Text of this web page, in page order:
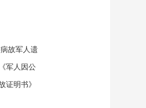
故军人遗
军人因公
证明书》